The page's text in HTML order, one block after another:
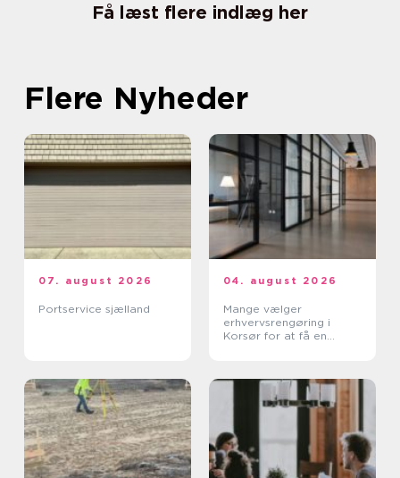
Få læst flere indlæg her
Flere Nyheder
07. august 2026
Portservice sjælland
04. august 2026
Mange vælger
erhvervsrengøring i
Korsør for at få en